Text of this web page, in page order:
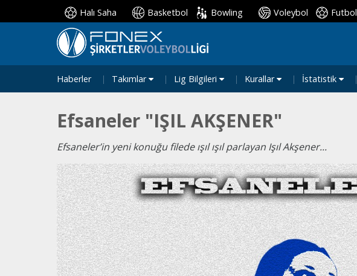
Haberler Takımlar Lig Bilgileri Kurallar İstatistik
Halı Saha Basketbol Bowling Voleybol Futbol
Efsaneler "IŞIL AKŞENER"
Efsaneler’in yeni konuğu filede ışıl ışıl parlayan Işıl Akşener...